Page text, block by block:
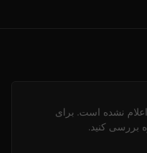
نشده است. برای
بررسی کنید.